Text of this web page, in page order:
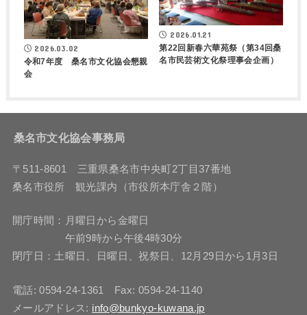
2026.03.02
令和7年度 桑名市文化協会懇親
会
2026.01.21
第22回新春六華苑祭（第34回桑
名市民芸術文化祭理事会企画）
桑名市文化協会事務局
〒511-8601 三重県桑名市中央町2丁目37番地
桑名市役所 観光課内（市役所本庁舎２階）
開庁時間：月曜日から金曜日
午前9時から午後4時30分
閉庁日：土曜日、日曜日、祝祭日、12月29日から1月3日
電話: 0594-24-1361 Fax: 0594-24-1140
メールアドレス: info@bunkyo-kuwana.jp